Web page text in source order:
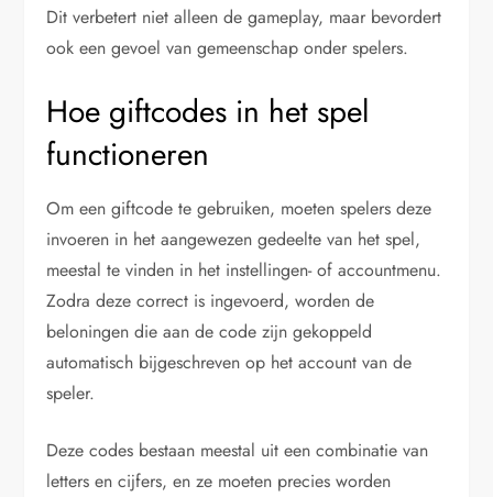
Dit verbetert niet alleen de gameplay, maar bevordert
ook een gevoel van gemeenschap onder spelers.
Hoe giftcodes in het spel
functioneren
Om een giftcode te gebruiken, moeten spelers deze
invoeren in het aangewezen gedeelte van het spel,
meestal te vinden in het instellingen- of accountmenu.
Zodra deze correct is ingevoerd, worden de
beloningen die aan de code zijn gekoppeld
automatisch bijgeschreven op het account van de
speler.
Deze codes bestaan meestal uit een combinatie van
letters en cijfers, en ze moeten precies worden